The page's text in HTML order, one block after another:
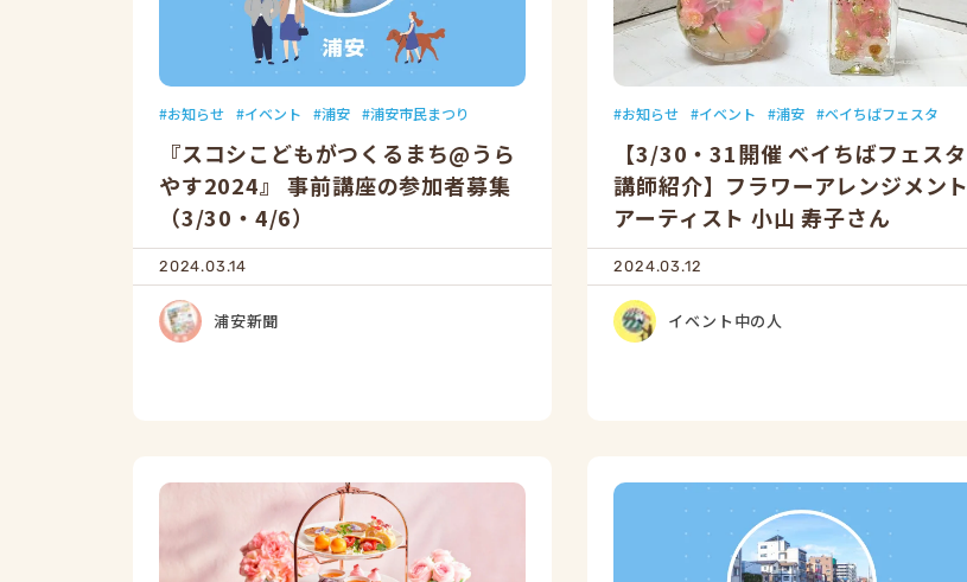
お知らせ イベント 浦安 浦安市民まつり
『スコシこどもがつくるまち@うら
やす2024』 事前講座の参加者募集
（3/30・4/6）
2024.03.14
浦安新聞
お知らせ イベント 浦安 ベイちばフェスタ
【3/30・31開催 ベイちばフェスタ
講師紹介】フラワーアレンジメント
アーティスト 小山 寿子さん
2024.03.12
イベント中の人